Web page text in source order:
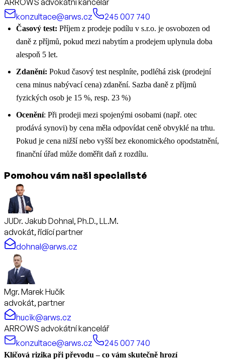
ARROWS advokátní kancelář
konzultace@arws.cz
245 007 740
Časový test: Příjem z prodeje podílu v s.r.o. je osvobozen od
daně z příjmů, pokud mezi nabytím a prodejem uplynula doba
alespoň 5 let.
Zdanění: Pokud časový test nesplníte, podléhá zisk (prodejní
cena minus nabývací cena) zdanění. Sazba daně z příjmů
fyzických osob je 15 %, resp. 23 %)
Ocenění: Při prodeji mezi spojenými osobami (např. otec
prodává synovi) by cena měla odpovídat ceně obvyklé na trhu.
Pokud je cena nižší nebo vyšší bez ekonomického opodstatnění,
finanční úřad může doměřit daň z rozdílu.
Pomohou vám naši specialisté
JUDr. Jakub Dohnal, Ph.D., LL.M.
advokát, řídící partner
dohnal@arws.cz
Mgr. Marek Hučík
advokát, partner
hucik@arws.cz
ARROWS advokátní kancelář
konzultace@arws.cz
245 007 740
Klíčová rizika při převodu – co vám skutečně hrozí